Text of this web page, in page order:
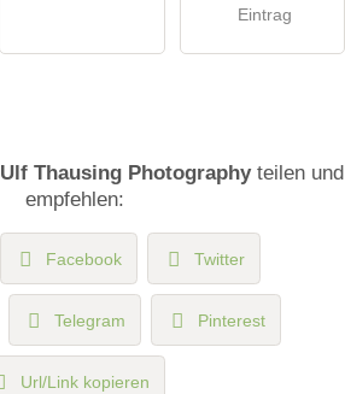
Eintrag
Ulf Thausing Photographyteilen und
empfehlen:
Facebook Twitter
Telegram Pinterest
Url/Link kopieren